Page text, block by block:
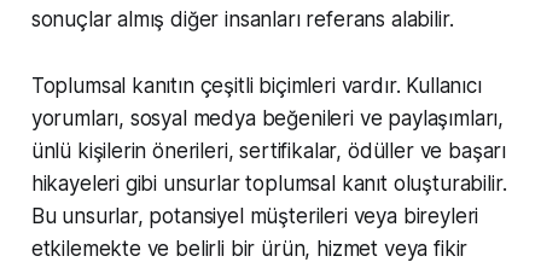
sonuçlar almış diğer insanları referans alabilir.
Toplumsal kanıtın çeşitli biçimleri vardır. Kullanıcı
yorumları, sosyal medya beğenileri ve paylaşımları,
ünlü kişilerin önerileri, sertifikalar, ödüller ve başarı
hikayeleri gibi unsurlar toplumsal kanıt oluşturabilir.
Bu unsurlar, potansiyel müşterileri veya bireyleri
etkilemekte ve belirli bir ürün, hizmet veya fikir